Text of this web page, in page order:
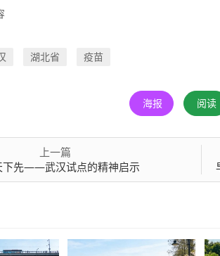
湖北省 疫苗
海报 阅读
上一篇
下先——武汉试点的精神启示